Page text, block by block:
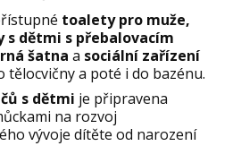
toalety pro muže,
s dětmi s přebalovacím
šatna a sociální zařízení
tělocvičny a poté i do bazénu.
s dětmi je připravena
na rozvoj
vývoje dítěte od narození